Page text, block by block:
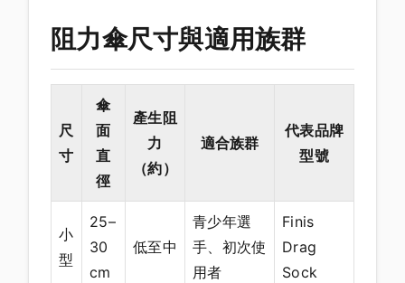
阻力傘尺寸與適用族群
尺
寸
傘
面
直
徑
產生阻
力
（約）
適合族群
代表品牌
型號
小
型
25–
30
cm
低至中
青少年選
手、初次使
用者
Finis
Drag
Sock